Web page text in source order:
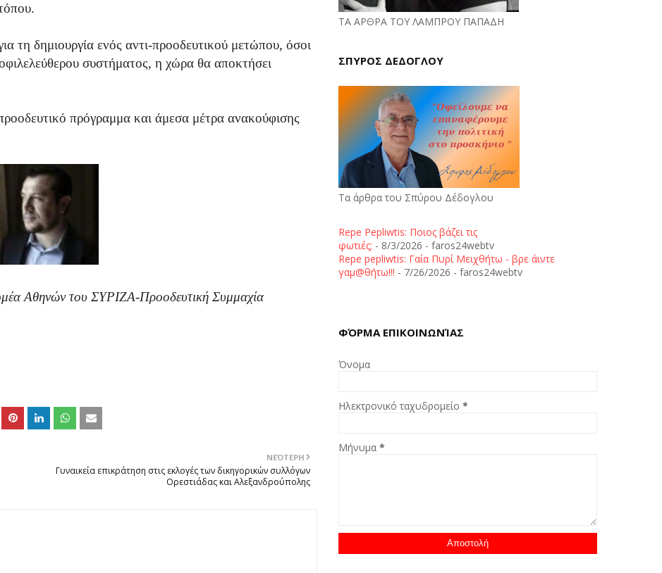
τη δημιουργία ενός αντι-προοδευτικού μετώπου, όσοι
συστήματος, η χώρα θα αποκτήσει
πρόγραμμα και άμεσα μέτρα ανακούφισης
Αθηνών του ΣΥΡΙΖΑ-Προοδευτική Συμμαχία
ΝΕΌΤΕΡΗ
Γυναικεία επικράτηση στις εκλογές των δικηγορικών συλλόγων
Ορεστιάδας και Αλεξανδρούπολης
ΤΑ ΑΡΘΡΑ ΤΟΥ ΛΑΜΠΡΟΥ ΠΑΠΑΔΗ
ΣΠΥΡΟΣ ΔΕΔΟΓΛΟΥ
Τα άρθρα του Σπύρου Δέδογλου
Repe Pepliwtis: Ποιος βάζει τις
φωτιές; - 8/3/2026 - faros24webtv
Repe pepliwtis: Γαία Πυρί Μειχθήτω - βρε άιντε
γαμ@θήτω!!! - 7/26/2026 - faros24webtv
ΦΌΡΜΑ ΕΠΙΚΟΙΝΩΝΊΑΣ
Όνομα
Ηλεκτρονικό ταχυδρομείο*
Μήνυμα*